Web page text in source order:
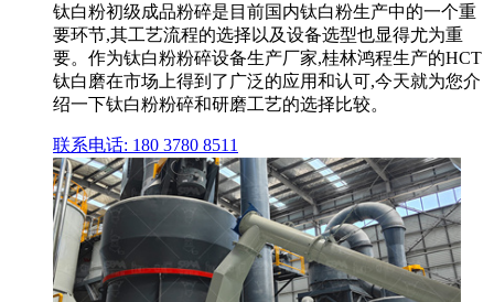
钛白粉初级成品粉碎是目前国内钛白粉生产中的一个重
要环节,其工艺流程的选择以及设备选型也显得尤为重
要。作为钛白粉粉碎设备生产厂家,桂林鸿程生产的HCT
钛白磨在市场上得到了广泛的应用和认可,今天就为您介
绍一下钛白粉粉碎和研磨工艺的选择比较。
联系电话: 180 3780 8511